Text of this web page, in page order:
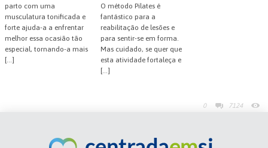
0 7124
parto com uma
musculatura tonificada e
forte ajuda-a a enfrentar
melhor essa ocasião tão
especial, tornando-a mais
[…]
O método Pilates é
fantástico para a
reabilitação de lesões e
para sentir-se em forma.
Mas cuidado, se quer que
esta atividade fortaleça e
[…]